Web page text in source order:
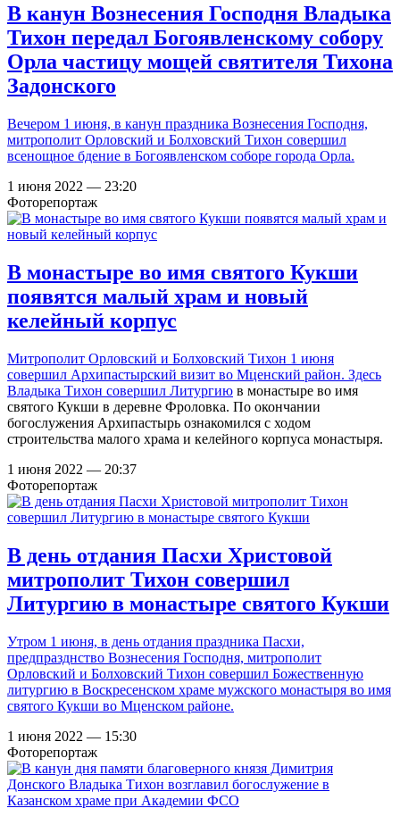
В канун Вознесения Господня Владыка
Тихон передал Богоявленскому собору
Орла частицу мощей святителя Тихона
Задонского
Вечером 1 июня, в канун праздника Вознесения Господня,
митрополит Орловский и Болховский Тихон совершил
всенощное бдение в Богоявленском соборе города Орла.
1 июня 2022 — 23:20
Фоторепортаж
В монастыре во имя святого Кукши
появятся малый храм и новый
келейный корпус
Митрополит Орловский и Болховский Тихон 1 июня
совершил Архипастырский визит во Мценский район. Здесь
Владыка Тихон совершил Литургию в монастыре во имя
святого Кукши в деревне Фроловка. По окончании
богослужения Архипастырь ознакомился с ходом
строительства малого храма и келейного корпуса монастыря.
1 июня 2022 — 20:37
Фоторепортаж
В день отдания Пасхи Христовой
митрополит Тихон совершил
Литургию в монастыре святого Кукши
Утром 1 июня, в день отдания праздника Пасхи,
предпразднство Вознесения Господня, митрополит
Орловский и Болховский Тихон совершил Божественную
литургию в Воскресенском храме мужского монастыря во имя
святого Кукши во Мценском районе.
1 июня 2022 — 15:30
Фоторепортаж